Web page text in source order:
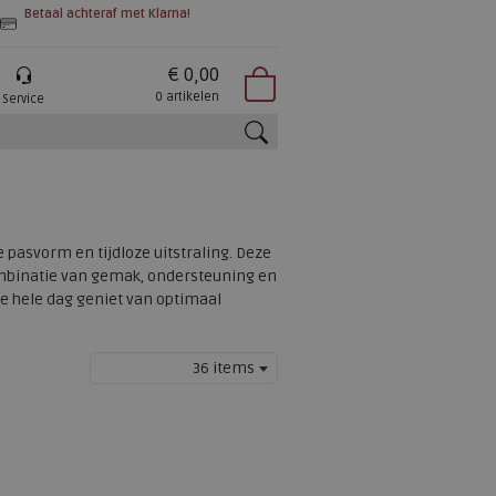
Betaal achteraf met Klarna!
Service
€ 0,00
0 artikelen
en tijdloze uitstraling. Deze
van gemak, ondersteuning en
hele dag geniet van optimaal
36 items